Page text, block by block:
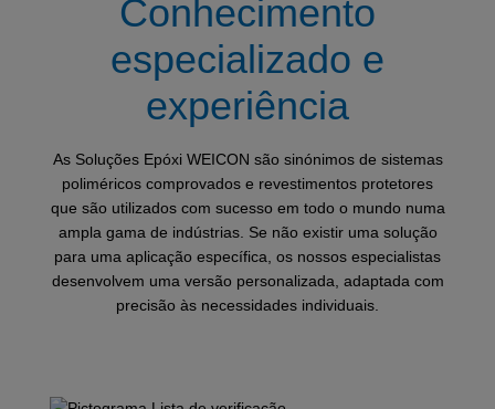
Conhecimento
especializado e
experiência
As Soluções Epóxi WEICON são sinónimos de sistemas
poliméricos comprovados e revestimentos protetores
que são utilizados com sucesso em todo o mundo numa
ampla gama de indústrias. Se não existir uma solução
para uma aplicação específica, os nossos especialistas
desenvolvem uma versão personalizada, adaptada com
precisão às necessidades individuais.